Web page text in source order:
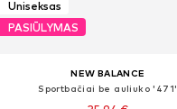
Uniseksas
PASIŪLYMAS
NEW BALANCE
Sportbačiai be auliuko '471'